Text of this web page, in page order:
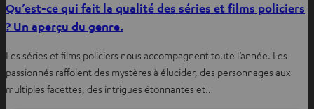
Qu’est-ce qui fait la qualité des séries et films policiers
? Un aperçu du genre.
Les séries et films policiers nous accompagnent toute l’année. Les
passionnés raffolent des mystères à élucider, des personnages aux
multiples facettes, des intrigues étonnantes et…